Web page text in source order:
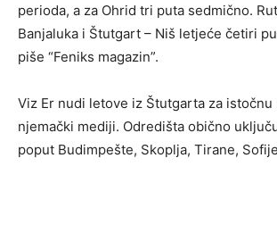
perioda, a za Ohrid tri puta sedmično.
Banjaluka i Štutgart – Niš letjeće četiri
piše “Feniks magazin”.
Viz Er nudi letove iz Štutgarta za istočnu
njemački mediji. Odredišta obično
poput Budimpešte, Skoplja, Tirane,